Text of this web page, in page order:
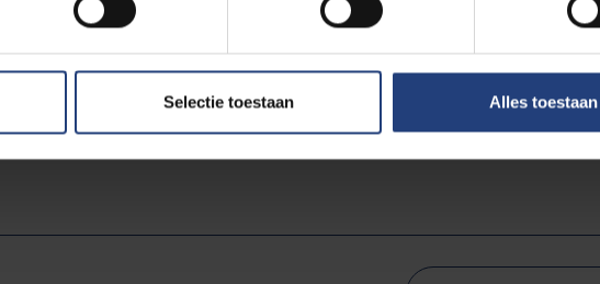
Selectie toestaan Alles toestaan
overleg worden opgezet om tot een gezamenlijke aanpak te komen.
te vermijden dat bepaalde wetenschappelijke onderzoeken niet